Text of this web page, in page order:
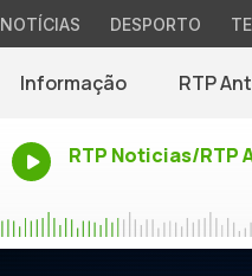
NOTÍCIAS DESPORTO
Informação RTP
RTP Noticias/RTP